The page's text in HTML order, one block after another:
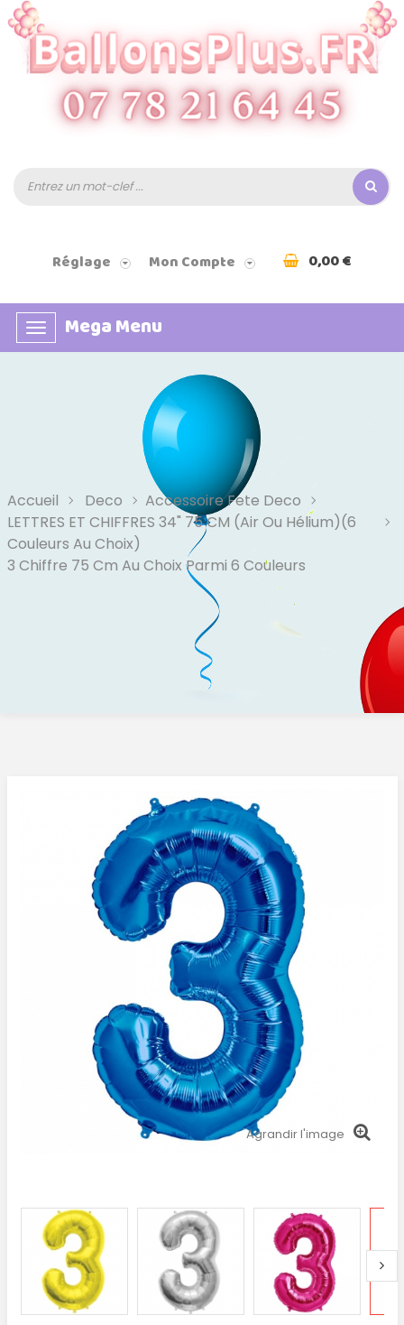
Réglage Mon Compte 0,00 €
Basculer
la
Mega Menu
Accueil Deco
Accessoire Fete Deco
LETTRES ET CHIFFRES 34" 75 CM (air Ou Hélium)(6
Couleurs Au Choix)
3 Chiffre 75 Cm Au Choix Parmi 6 Couleurs
Agrandir l'image